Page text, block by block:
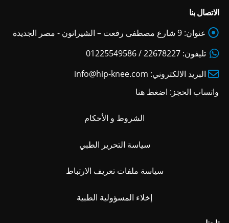
الاتصال بنا
عنوان: 9 شارع مصطفى رفعت – الشيراتون - مصر الجديدة
تليفون: 22678227 / 01225549586
البريد الالكتروني: info@hip-knee.com
واتساب الحجز: اضغط هنا
الشروط و الأحكام
سياسة التحرير الطبي
سياسة ملفات تعريف الارتباط
إخلاء المسؤولية الطبية